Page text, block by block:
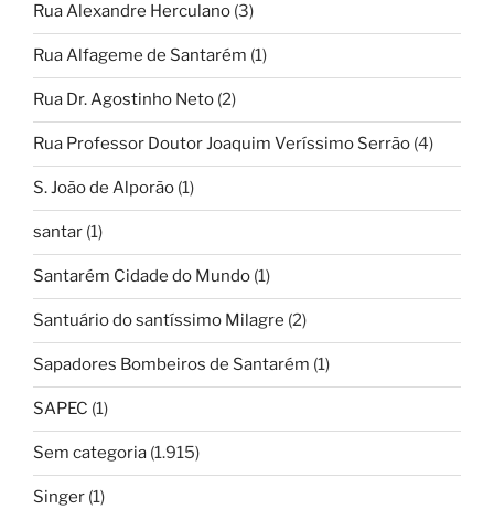
Rua Alexandre Herculano (3)
Rua Alfageme de Santarém (1)
Rua Dr. Agostinho Neto (2)
Rua Professor Doutor Joaquim Veríssimo Serrão (4)
S. João de Alporão (1)
santar (1)
Santarém Cidade do Mundo (1)
Santuário do santíssimo Milagre (2)
Sapadores Bombeiros de Santarém (1)
SAPEC (1)
Sem categoria (1.915)
Singer (1)